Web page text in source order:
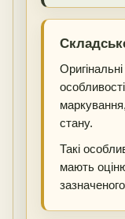
стану.
Такі
мають